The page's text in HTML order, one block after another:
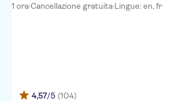
1 ora·Cancellazione gratuita·Lingue: en, fr
4,57/5 (104)